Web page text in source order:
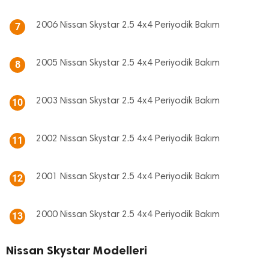
7 2006 Nissan Skystar 2.5 4x4 Periyodik Bakım
8 2005 Nissan Skystar 2.5 4x4 Periyodik Bakım
10 2003 Nissan Skystar 2.5 4x4 Periyodik Bakım
11 2002 Nissan Skystar 2.5 4x4 Periyodik Bakım
12 2001 Nissan Skystar 2.5 4x4 Periyodik Bakım
13 2000 Nissan Skystar 2.5 4x4 Periyodik Bakım
Nissan Skystar Modelleri